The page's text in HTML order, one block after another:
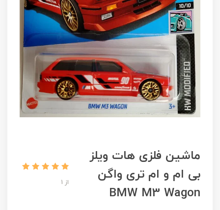
ماشین فلزی هات ویلز
بی ام و ام تری واگن
BMW M3 Wagon
از 1